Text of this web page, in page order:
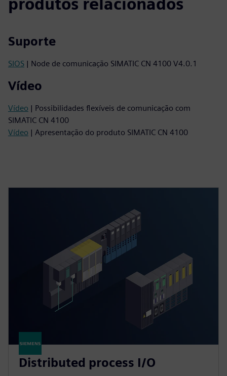
Suporte
SIOS | Node de comunicação SIMATIC CN 4100 V4.0.1
Vídeo
Vídeo | Possibilidades flexíveis de comunicação com
SIMATIC CN 4100
Vídeo | Apresentação do produto SIMATIC CN 4100
Distributed process I/O